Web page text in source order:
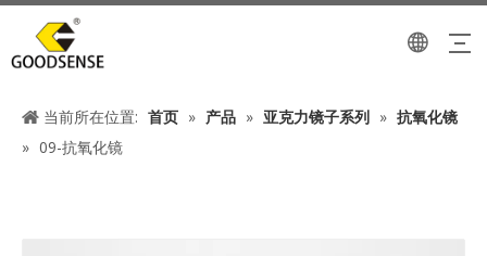
当前所在位置: 首页 » 产品 » 亚克力镜子系列 » 抗氧化镜
» 09-抗氧化镜